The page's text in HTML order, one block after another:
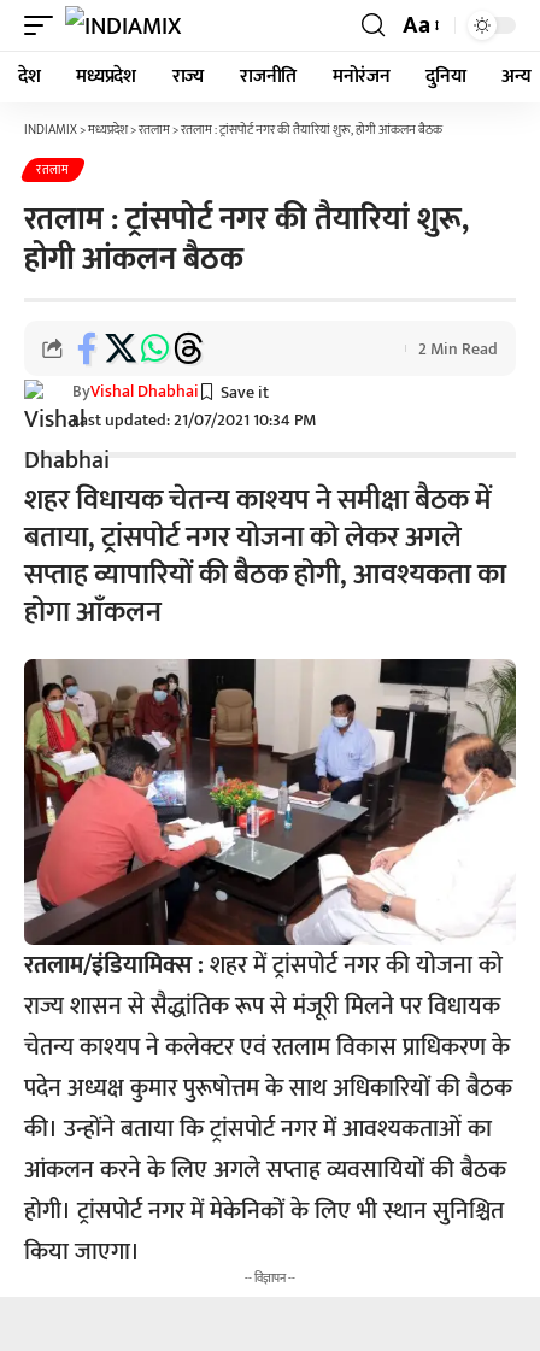
Aa
देश मध्यप्रदेश राज्य राजनीति मनोरंजन दुनिया अन्य
INDIAMIX>मध्यप्रदेश>रतलाम>रतलाम : ट्रांसपोर्ट नगर की तैयारियां शुरू, होगी आंकलन बैठक
रतलाम
रतलाम : ट्रांसपोर्ट नगर की तैयारियां शुरू,
होगी आंकलन बैठक
Last updated: 21/07/2021 10:34 PM
ByVishal Dhabhai
2 Min Read
शहर विधायक चेतन्य काश्यप ने समीक्षा बैठक में
बताया, ट्रांसपोर्ट नगर योजना को लेकर अगले
सप्ताह व्यापारियों की बैठक होगी, आवश्यकता का
होगा आँकलन
रतलाम/इंडियामिक्स :शहर में ट्रांसपोर्ट नगर की योजना को
राज्य शासन से सैद्धांतिक रूप से मंजूरी मिलने पर विधायक
चेतन्य काश्यप ने कलेक्टर एवं रतलाम विकास प्राधिकरण के
पदेन अध्यक्ष कुमार पुरूषोत्तम के साथ अधिकारियों की बैठक
की। उन्होंने बताया कि ट्रांसपोर्ट नगर में आवश्यकताओं का
आंकलन करने के लिए अगले सप्ताह व्यवसायियों की बैठक
होगी। ट्रांसपोर्ट नगर में मेकेनिकों के लिए भी स्थान सुनिश्चित
किया जाएगा।
-- विज्ञापन --